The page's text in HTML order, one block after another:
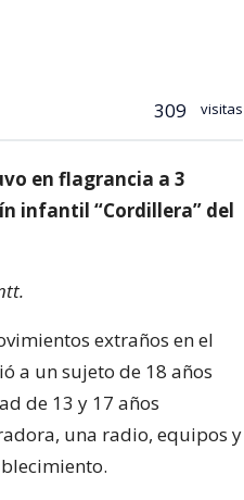
309 visitas
en flagrancia a 3
infantil “Cordillera” del
extraños en el
a un sujeto de 18 años
de 13 y 17 años
una radio, equipos y